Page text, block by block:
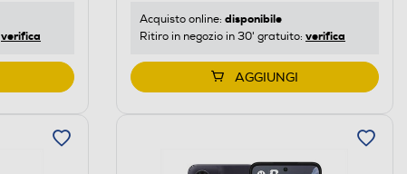
verifica
Acquisto online: disponibile
Ritiro in negozio in 30' gratuito: verifica
AGGIUNGI